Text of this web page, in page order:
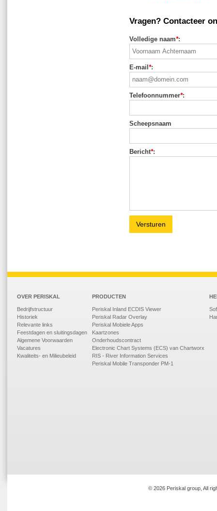
Vragen? Contacteer
Volledige naam*:
E-mail*:
Telefoonnummer*:
Scheepsnaam
Bericht*:
Versturen
OVER PERISKAL
Bedrijfstructuur
Historiek
Relevante links
Feestdagen en sluitingsdagen
Algemene Voorwaarden
Vacatures
Kwaliteits- en Milieubeleid
PRODUCTEN
Periskal Inland ECDIS Viewer
Periskal Radar Overlay
Periskal Mobiele Apps
Kaartzones
Onderhoudscontract
Electronic Chart Systems (ECS) van Chartworx
RIS - River Information Services
Periskal Mobile Transponder PM-1
© 2026 Periskal group, All